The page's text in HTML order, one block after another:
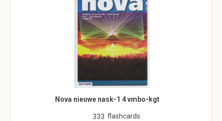
Nova nieuwe nask-1 4 vmbo-kgt
333 flashcards